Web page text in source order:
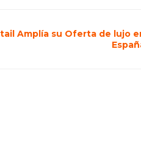
Amplía su Oferta de lujo